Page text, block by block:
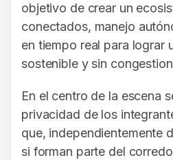
objetivo de crear un
conectados, manejo
en tiempo real para lograr
sostenible y sin
En el centro de la escena
privacidad de los
que, independientemente
si forman parte del